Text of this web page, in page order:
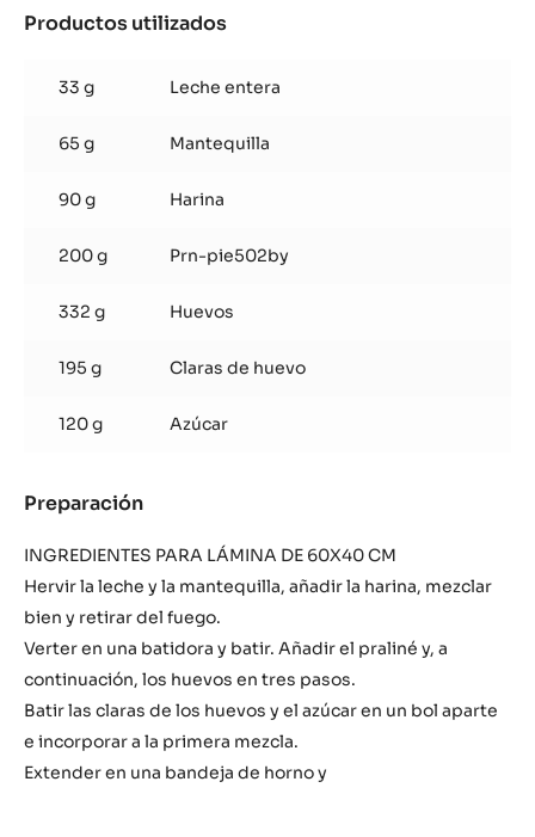
Productos utilizados
avellanas
el
choux
33 g Leche entera
65 g Mantequilla
90 g Harina
200 g Prn-pie502by
332 g Huevos
195 g Claras de huevo
120 g Azúcar
Preparación
de
avellanas
según
el
método
de
pasta
choux
INGREDIENTES PARA LÁMINA DE 60X40 CM
Hervir la leche y la mantequilla, añadir la harina, mezclar
bien y retirar del fuego.
Verter en una batidora y batir. Añadir el praliné y, a
continuación, los huevos en tres pasos.
Batir las claras de los huevos y el azúcar en un bol aparte
e incorporar a la primera mezcla.
Extender en una bandeja de horno y